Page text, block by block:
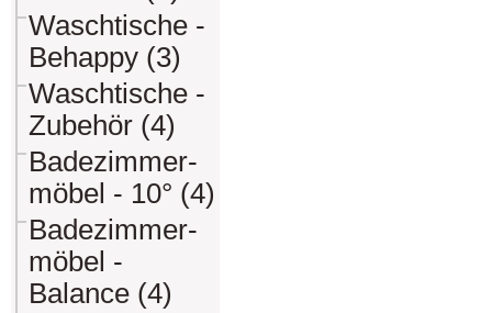
Waschtische -
Behappy (3)
Waschtische -
Zubehör (4)
Badezimmer-
möbel - 10° (4)
Badezimmer-
möbel -
Balance (4)